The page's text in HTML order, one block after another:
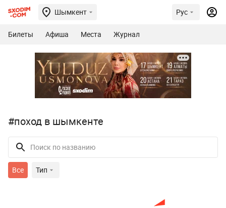
Шымкент Рус
Билеты Афиша Места Журнал
#поход в шымкенте
Все Тип